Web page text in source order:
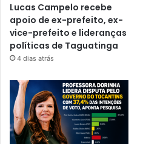
Lucas Campelo recebe
apoio de ex-prefeito, ex-
vice-prefeito e lideranças
políticas de Taguatinga
4 dias atrás